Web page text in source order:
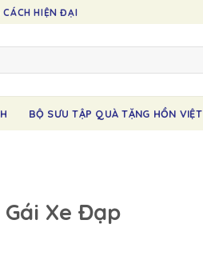
CÁCH HIỆN ĐẠI
BỘ SƯU TẬP QUÀ TẶNG HỒN VIỆT
Xe Đạp